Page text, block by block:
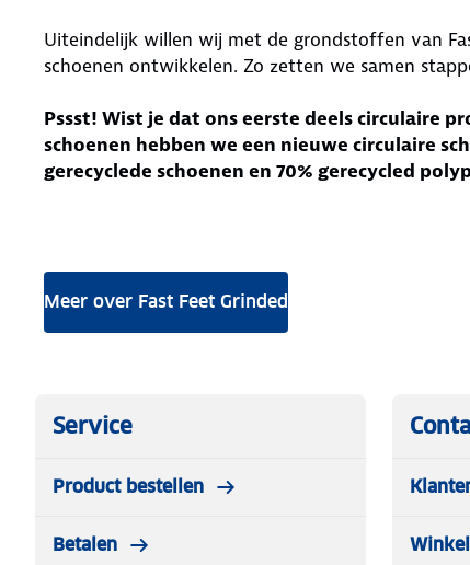
Uiteindelijk willen wij met de grondstoffen van
schoenen ontwikkelen. Zo zetten we samen
Pssst! Wist je dat ons eerste deels circulaire
schoenen hebben we een nieuwe circulaire
gerecyclede schoenen en 70% gerecycled
Meer over Fast Feet Grinded
Service
Product bestellen
Betalen